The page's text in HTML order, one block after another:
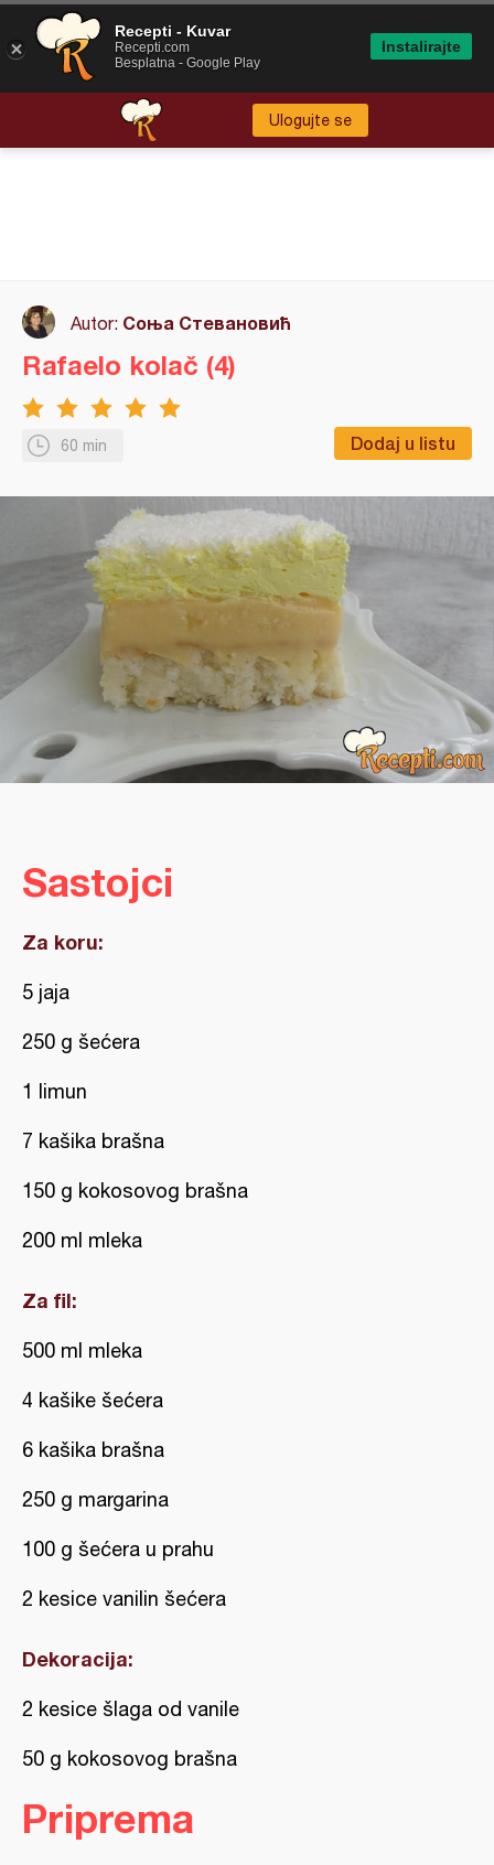
Ulogujte se
Autor: Соња Стевановић
60 min Dodaj u listu
Rafaelo kolač (4)
Sastojci
Za koru:
5 jaja
250 g šećera
1 limun
7 kašika brašna
150 g kokosovog brašna
200 ml mleka
Za fil:
500 ml mleka
4 kašike šećera
6 kašika brašna
250 g margarina
100 g šećera u prahu
2 kesice vanilin šećera
Dekoracija:
2 kesice šlaga od vanile
50 g kokosovog brašna
Priprema
Recepti - Kuvar
Recepti.com
Besplatna - Google Play
Instalirajte